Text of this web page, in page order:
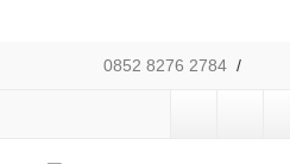
0852 8276 2784 /